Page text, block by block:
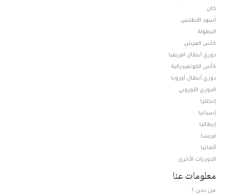
كان
أسود الأطلس
البطولة
كأس العرش
دوري أبطال افريقيا
كأس الكونفيدرالية
دوري أبطال أوروبا
الدوري الأوروبي
إنجلترا
إسبانيا
إيطاليا
فرنسا
ألمانيا
الدوريات الأخرى
معلومات عنا
من نحن ؟